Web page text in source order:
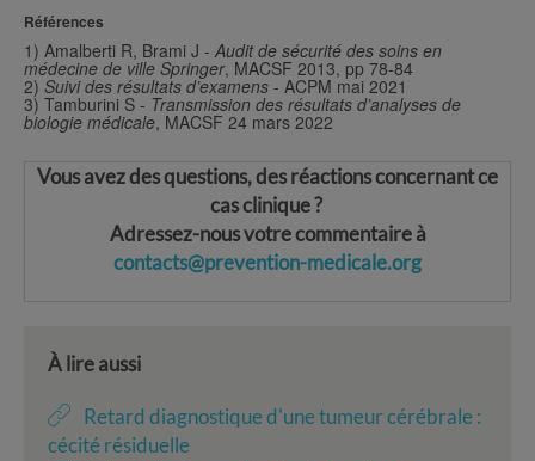
Références
1) Amalberti R, Brami J - Audit de sécurité des soins en
médecine de ville Springer, MACSF 2013, pp 78-84
2) Suivi des résultats d’examens - ACPM mai 2021
3) Tamburini S - Transmission des résultats d’analyses de
biologie médicale, MACSF 24 mars 2022
Vous avez des questions, des réactions concernant ce
cas clinique ?
Adressez-nous votre commentaire à
contacts@prevention-medicale.org
À lire aussi
Retard diagnostique d'une tumeur cérébrale :
cécité résiduelle